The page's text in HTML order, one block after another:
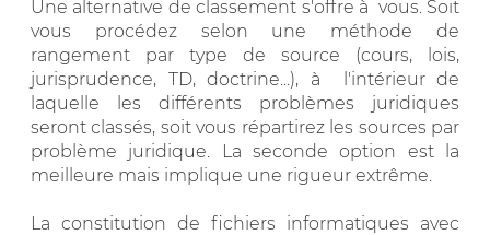
Une alternative de classement s'offre à vous. Soit
vous procédez selon une méthode de
rangement par type de source (cours, lois,
jurisprudence, TD, doctrine...), à l'intérieur de
laquelle les différents problèmes juridiques
seront classés, soit vous répartirez les sources par
problème juridique. La seconde option est la
meilleure mais implique une rigueur extrême.
La constitution de fichiers informatiques avec